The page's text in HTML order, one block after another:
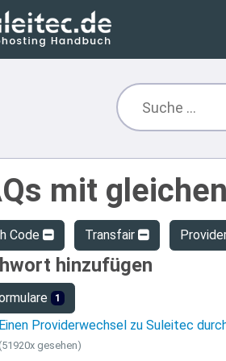
mit
Code Transfair
hinzufügen
1
Einen Providerwechsel zu Suleitec
(51920x gesehen)